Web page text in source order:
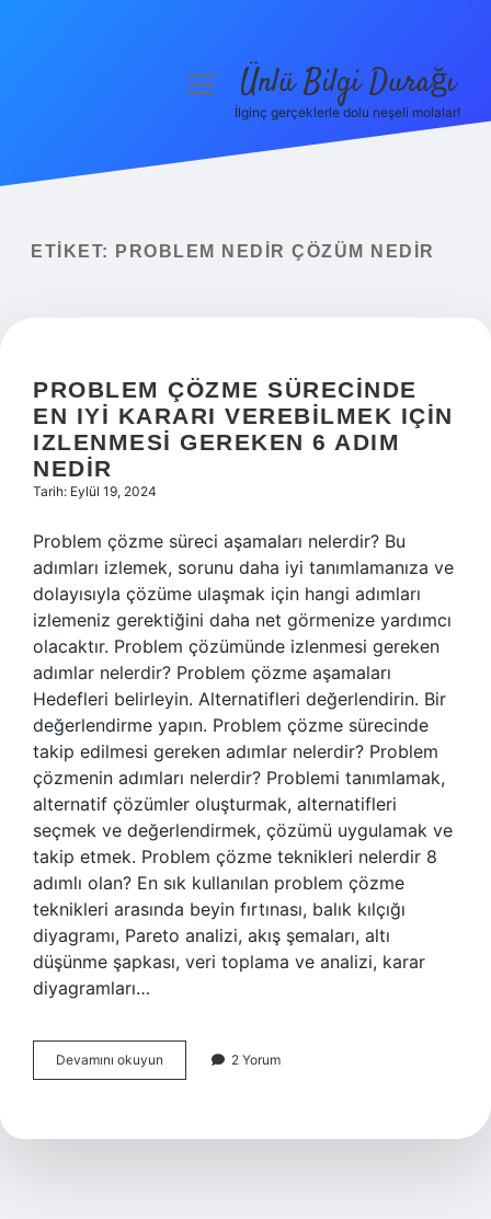
Yasal Uyarı
menüyüÜnlü Bilgi Durağı
İlginç gerçeklerle dolu neşeli molalar!
ETIKET: PROBLEM NEDIR ÇÖZÜM NEDIR
PROBLEM ÇÖZME SÜRECINDE
EN IYI KARARI VEREBILMEK IÇIN
IZLENMESI GEREKEN 6 ADIM
NEDIR
Tarih: Eylül 19, 2024
Problem çözme süreci aşamaları nelerdir? Bu
adımları izlemek, sorunu daha iyi tanımlamanıza ve
dolayısıyla çözüme ulaşmak için hangi adımları
izlemeniz gerektiğini daha net görmenize yardımcı
olacaktır. Problem çözümünde izlenmesi gereken
adımlar nelerdir? Problem çözme aşamaları
Hedefleri belirleyin. Alternatifleri değerlendirin. Bir
değerlendirme yapın. Problem çözme sürecinde
takip edilmesi gereken adımlar nelerdir? Problem
çözmenin adımları nelerdir? Problemi tanımlamak,
alternatif çözümler oluşturmak, alternatifleri
seçmek ve değerlendirmek, çözümü uygulamak ve
takip etmek. Problem çözme teknikleri nelerdir 8
adımlı olan? En sık kullanılan problem çözme
teknikleri arasında beyin fırtınası, balık kılçığı
diyagramı, Pareto analizi, akış şemaları, altı
düşünme şapkası, veri toplama ve analizi, karar
diyagramları…
Devamını okuyun Problem
Çözme
Iyi
2 Yorum